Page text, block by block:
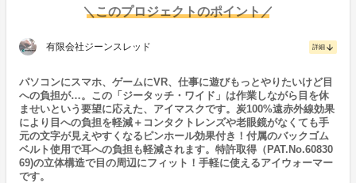
＼このプロジェクトのポイント／
有限会社ジーンスレッド 詳細 arrow_downward
パソコンにスマホ、ゲームにVR、仕事に遊びもっとやりたいけど目
への負担が…。この「ジータッチ・ワイド」は作業しながら目を休
ませいという要望に応えた、アイマスクです。炭100%遠赤外線効果
により目への負担を軽減＋コンタクトレンズや老眼鏡がなくても手
元の文字が見えやすくなるピンホール効果付き！付属のバックゴム
ベルト使用で耳への負担も軽減されます。特許取得（PAT.No.60830
69)の立体構造で目の周辺にフィット！手軽に使えるアイウォーマー
です。